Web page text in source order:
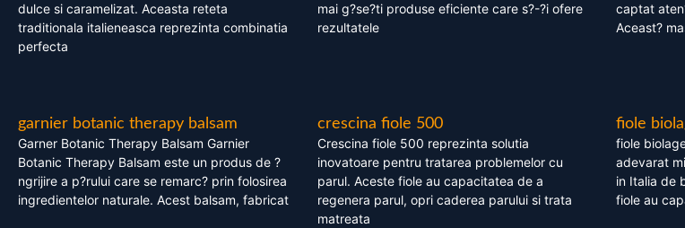
dulce si caramelizat. Aceasta reteta
traditionala italieneasca reprezinta combinatia
perfecta
mai g?se?ti produse eficiente care s?-?i ofere
rezultatele
captat
Aceast?
garnier botanic therapy balsam
Garner Botanic Therapy Balsam Garnier
Botanic Therapy Balsam este un produs de ?
ngrijire a p?rului care se remarc? prin folosirea
ingredientelor naturale. Acest balsam, fabricat
crescina fiole 500
Crescina fiole 500 reprezinta solutia
inovatoare pentru tratarea problemelor cu
parul. Aceste fiole au capacitatea de a
regenera parul, opri caderea parului si trata
matreata
fiole
fiole
adevarat
in Italia de
fiole au